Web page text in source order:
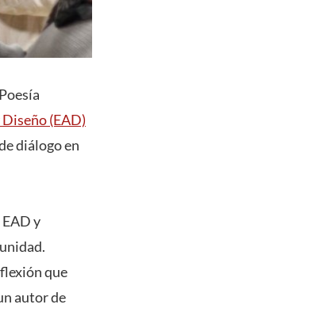
(EAD)
diálogo en
y
que
autor de